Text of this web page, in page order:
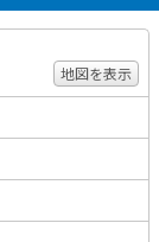
地図を表示